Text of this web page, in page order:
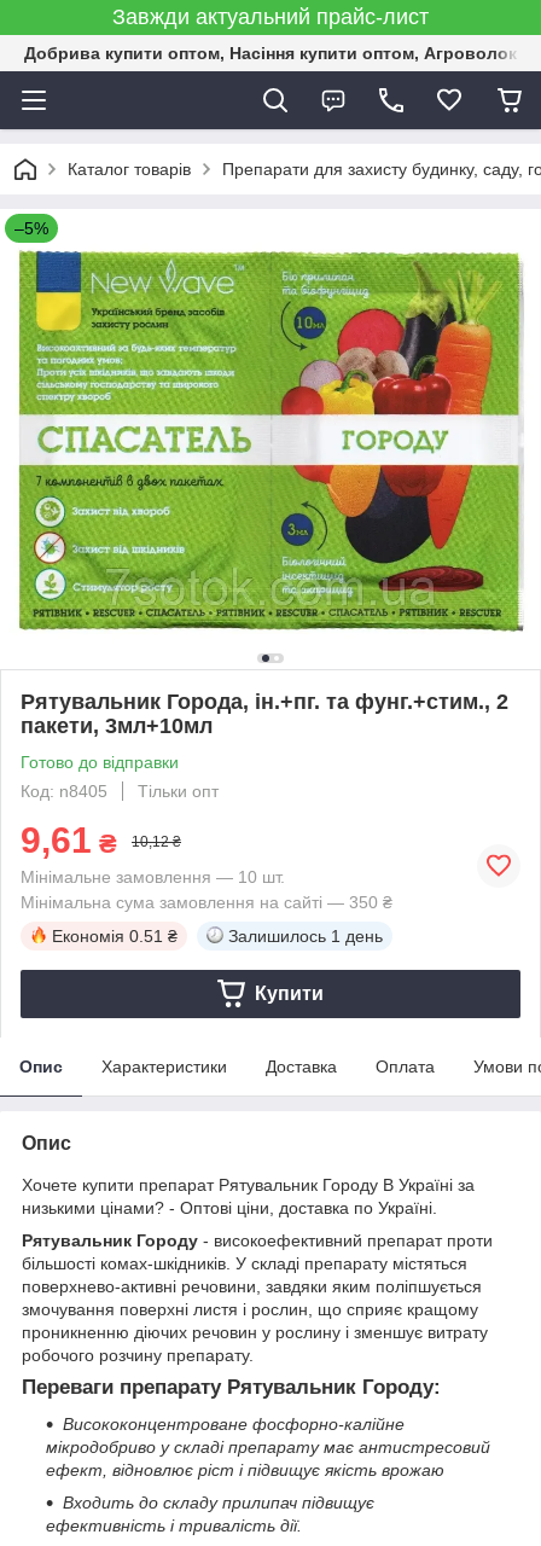
Завжди актуальний прайс-лист
Добрива купити оптом, Насіння купити оптом,
Каталог товарів Препарати для захисту будинку, саду,
–5%
Рятувальник Города, ін.+пг. та фунг.+стим., 2
пакети, 3мл+10мл
Готово до відправки
Код: n8405
Тільки опт
9,61 ₴ 10,12 ₴
Мінімальне замовлення — 10 шт.
Мінімальна сума замовлення на сайті — 350 ₴
Економія 0.51 ₴ Залишилось 1 день
Купити
Опис Характеристики Доставка Оплата Умови
Опис
Хочете купити препарат Рятувальник Городу В Україні за
низькими цінами? - Оптові ціни, доставка по Україні.
Рятувальник Городу - високоефективний препарат проти
більшості комах-шкідників. У складі препарату містяться
поверхнево-активні речовини, завдяки яким поліпшується
змочування поверхні листя і рослин, що сприяє кращому
проникненню діючих речовин у рослину і зменшує витрату
робочого розчину препарату.
Переваги препарату Рятувальник Городу:
Висококонцентроване фосфорно-калійне
мікродобриво у складі препарату має антистресовий
ефект, відновлює ріст і підвищує якість врожаю
Входить до складу прилипач підвищує
ефективність і тривалість дії.